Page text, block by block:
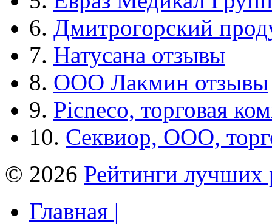
6. Дмитрогорский
7. Натусана отзывы
8. ООО Лакмин отзывы
9. Picneco, торговая
10. Секвиор, ООО,
© 2026 Рейтинги лучших
Главная |